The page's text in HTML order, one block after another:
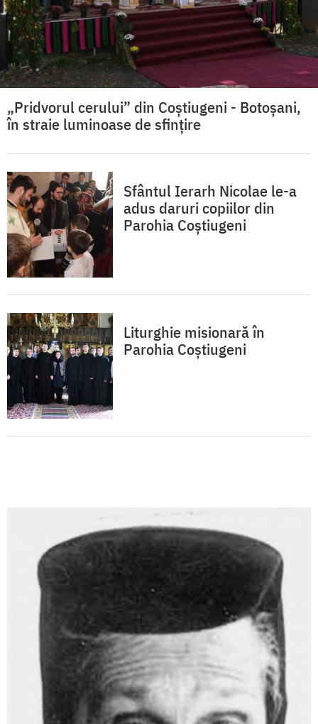
„Pridvorul cerului” din Coștiugeni - Botoșani,
în straie luminoase de sfințire
Sfântul Ierarh Nicolae le-a
adus daruri copiilor din
Parohia Coştiugeni
Liturghie misionară în
Parohia Coștiugeni